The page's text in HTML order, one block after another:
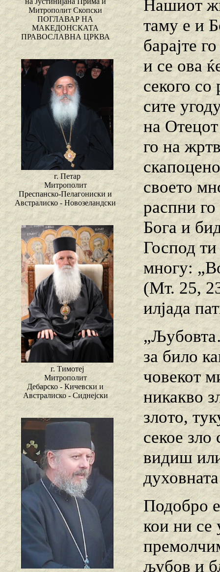
Митрополит Скопски
ПОГЛАВАР НА
МАКЕДОНСКАТА
ПРАВОСЛАВНА ЦРКВА
г. Петар
Митрополит
Преспанско-Пелагониски и
Австралиско - Новозеландски
г. Тимотеј
Митрополит
Дебарско - Кичевски и
Австралиско - Сиднејски
Нашиот
таму е и
барајте
и се ова
секого со
сите
на
го на
своето
распни го
Бога и
Господ
многу:
(Мт. 25,
илјада
за било
човекот
никакво
злото,
секое
видиш
Подобро
кои ни се
љубов и